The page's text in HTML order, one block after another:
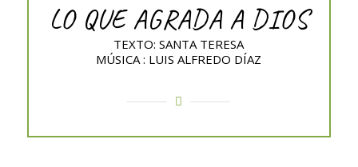
LO QUE AGRADA A DIOS
TEXTO: SANTA TERESA
MÚSICA : LUIS ALFREDO DÍAZ